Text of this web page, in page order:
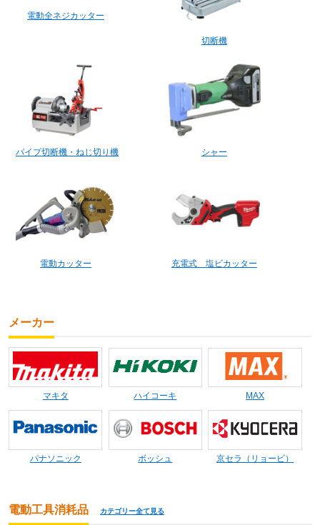
電動全ネジカッター
切断機
パイプ切断機・ねじ切り機 シャー
電動カッター 充電式 塩ビカッター
メーカー
マキタ ハイコーキ MAX
パナソニック ボッシュ 京セラ（リョービ）
電動工具消耗品 カテゴリー全て見る